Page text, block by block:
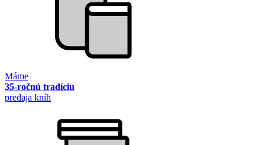
Máme
35-ročnú tradíciu
predaja kníh